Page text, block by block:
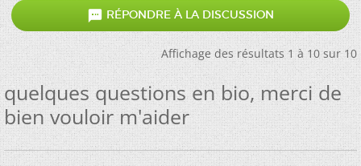
 RÉPONDRE À LA DISCUSSION
Affichage des résultats 1 à 10 sur 10
quelques questions en bio, merci de
bien vouloir m'aider